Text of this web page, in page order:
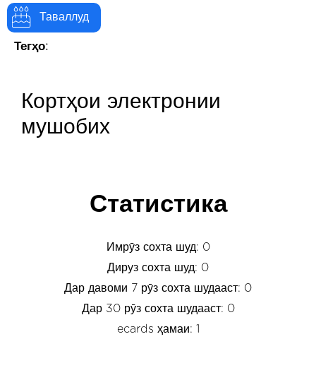
Таваллуд
Тегҳо:
Кортҳои электронии
мушобих
Статистика
Имрӯз сохта шуд: 0
Дируз сохта шуд: 0
Дар давоми 7 рӯз сохта шудааст: 0
Дар 30 рӯз сохта шудааст: 0
ecards ҳамаи: 1